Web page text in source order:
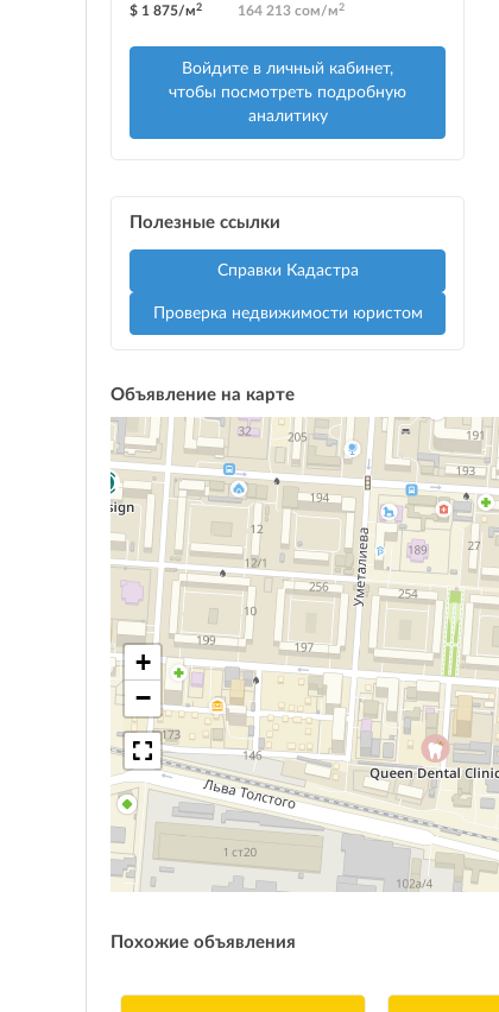
$ 1 875/м2 164 213 сом/м2
Войдите в личный кабинет,
чтобы посмотреть подробную
аналитику
Полезные ссылки
Справки Кадастра
Проверка недвижимости юристом
Объявление на карте
+
−
Похожие объявления